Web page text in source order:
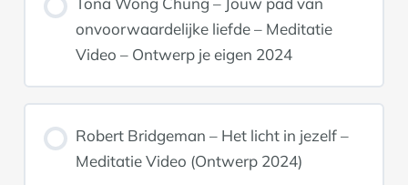
onvoorwaardelijke liefde – Meditatie
Video – Ontwerp je eigen 2024
Robert Bridgeman – Het licht in jezelf –
Meditatie Video (Ontwerp 2024)